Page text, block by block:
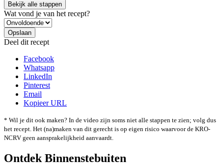
Bekijk alle stappen
Wat vond je van het recept?
Deel dit recept
Facebook
Whatsapp
LinkedIn
Pinterest
Email
Kopieer URL
* Wil je dit ook maken? In de video zijn soms niet alle stappen te zien; volg dus
het recept. Het (na)maken van dit gerecht is op eigen risico waarvoor de KRO-
NCRV geen aansprakelijkheid aanvaardt.
Ontdek Binnenstebuiten